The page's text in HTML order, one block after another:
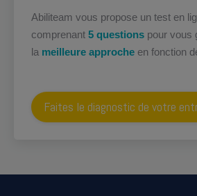
Abiliteam vous propose un test en
comprenant 5 questions pour vous
la meilleure approche en fonction
Faites le diagnostic de votre